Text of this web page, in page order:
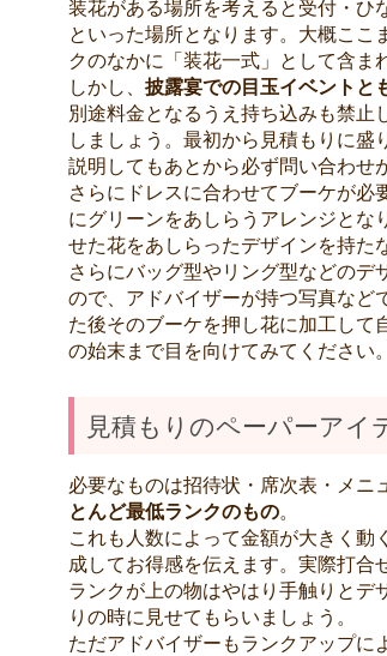
装花がある場所を考えると受付・ひ
といった場所となります。大概ここ
クのなかに「装花一式」として含ま
しかし、 披露宴での目玉イベントと
別途料金となるうえ持ち込みも禁
しましょう。最初から見積もりに
説明してもあとから必ず問い合わせ
さらにドレスに合わせてブーケが必
にグリーンをあしらうアレンジとな
せた花をあしらったデザインを持た
さらにバッグ型やリング型などのデ
ので、アドバイザーが持つ写真など
た後そのブーケを押し花に加工して
の始末まで目を向けてみてください。
見積もりのペーパーアイ
必要なものは招待状・席次表・メニ
とんど最低ランクのもの。
これも人数によって金額が大きく
成してお得感を伝えます。実際打合
ランクが上の物はやはり手触りとデ
りの時に見せてもらいましょう。
ただアドバイザーもランクアップに